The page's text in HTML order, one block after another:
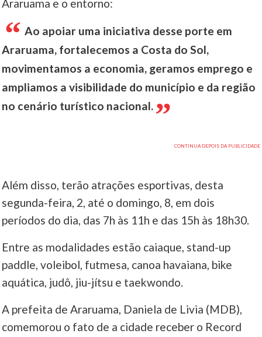
Araruama e o entorno:
Ao apoiar uma iniciativa desse porte em
Araruama, fortalecemos a Costa do Sol,
movimentamos a economia, geramos emprego e
ampliamos a visibilidade do município e da região
no cenário turístico nacional.
Além disso, terão atrações esportivas, desta
segunda-feira, 2, até o domingo, 8, em dois
períodos do dia, das 7h às 11h e das 15h às 18h30.
Entre as modalidades estão caiaque, stand-up
paddle, voleibol, futmesa, canoa havaiana, bike
aquática, judô, jiu-jítsu e taekwondo.
A prefeita de Araruama, Daniela de Livia (MDB),
comemorou o fato de a cidade receber o Record